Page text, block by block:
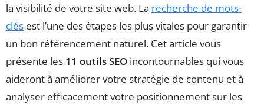
la visibilité de votre site web. La recherche de mots-
clés est l’une des étapes les plus vitales pour garantir
un bon référencement naturel. Cet article vous
présente les 11 outils SEO incontournables qui vous
aideront à améliorer votre stratégie de contenu et à
analyser efficacement votre positionnement sur les